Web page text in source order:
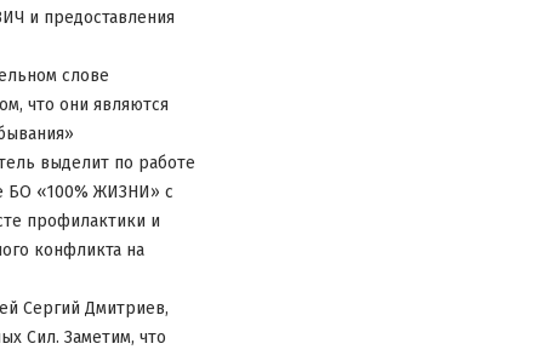
и предоставления
слове
что они являются
выделит по работе
БО «100% ЖИЗНИ» с
профилактики и
конфликта на
Сергий Дмитриев,
Сил. Заметим, что